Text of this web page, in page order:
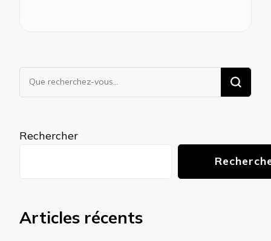
Vous
recherchiez
Rechercher
Articles récents